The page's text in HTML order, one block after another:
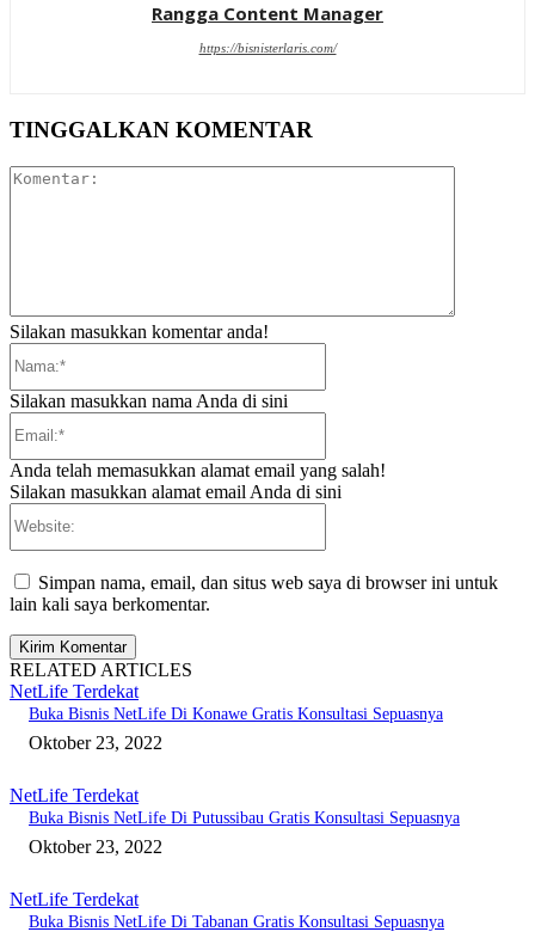
Rangga Content Manager
https://bisnisterlaris.com/
TINGGALKAN KOMENTAR
Silakan masukkan komentar anda!
Silakan masukkan nama Anda di sini
Anda telah memasukkan alamat email yang salah!
Silakan masukkan alamat email Anda di sini
Simpan nama, email, dan situs web saya di browser ini untuk
lain kali saya berkomentar.
RELATED ARTICLES
NetLife Terdekat
Buka Bisnis NetLife Di Konawe Gratis Konsultasi Sepuasnya
Oktober 23, 2022
NetLife Terdekat
Buka Bisnis NetLife Di Putussibau Gratis Konsultasi Sepuasnya
Oktober 23, 2022
NetLife Terdekat
Buka Bisnis NetLife Di Tabanan Gratis Konsultasi Sepuasnya